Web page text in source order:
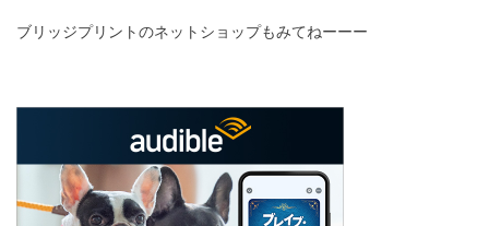
ブリッジプリントのネットショップもみてねーーー